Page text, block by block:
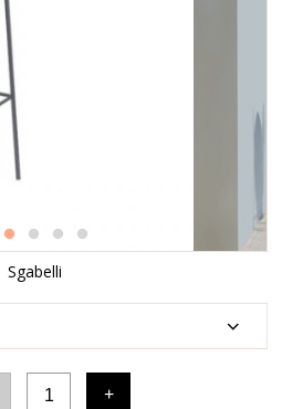
Sgabelli
1 +